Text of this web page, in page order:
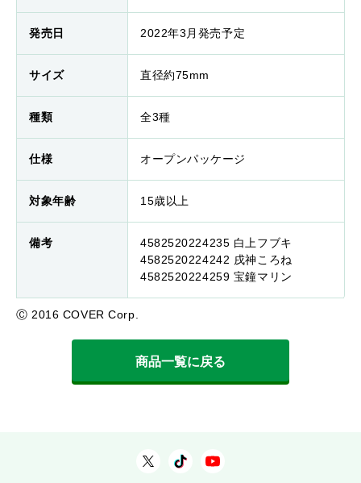
発売日 2022年3月発売予定
サイズ 直径約75mm
種類 全3種
仕様 オープンパッケージ
対象年齢 15歳以上
備考
4582520224235 白上フブキ
4582520224242 戌神ころね
4582520224259 宝鐘マリン
Ⓒ 2016 COVER Corp.
商品一覧に戻る